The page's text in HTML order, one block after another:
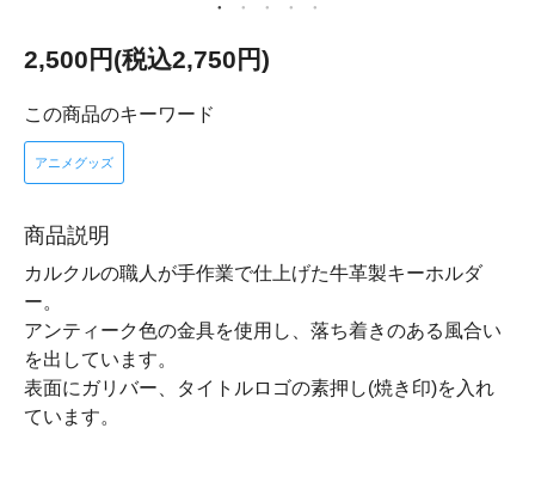
2,500円(税込2,750円)
この商品のキーワード
アニメグッズ
商品説明
カルクルの職人が手作業で仕上げた牛革製キーホルダ
ー。
アンティーク色の金具を使用し、落ち着きのある風合い
を出しています。
表面にガリバー、タイトルロゴの素押し(焼き印)を入れ
ています。